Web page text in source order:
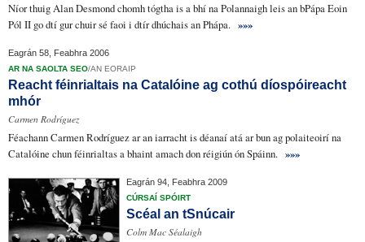
Níor thuig Alan Desmond chomh tógtha is a bhína Polannaighleis an bPápa Eoin
Pól II go dtí gur chuir sé faoi i dtír dhúchais an Phápa. »»»
Eagrán 58, Feabhra 2006
AR NA SAOLTA SEO/AN EORAIP
Reacht féinrialtais na Catalóine ag cothú díospóireacht
mhór
Carmen Rodríguez
Féachann Carmen Rodríguez ar aniarrachtis déanaí atá ar bun ag polaiteoirí na
Catalóine chun féinrialtas a bhaint amachdon réigiún ón Spáinn. »»»
Eagrán 94, Feabhra 2009
CÚRSAÍ SPÓIRT
Scéal an tSnúcair
Colm Mac Séalaigh